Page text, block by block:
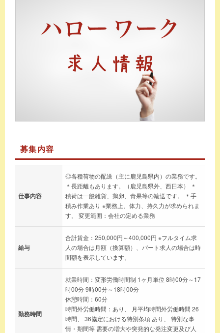
募集内容
仕事内容
◎各種荷物の配送（主に鹿児島県内）の業務です。
＊長距離もあります。（鹿児島県外、西日本） ＊
積荷は一般雑貨、鶏卵、青果等の輸送です。 ＊手
積み作業あり ※業務上、体力、持久力が求められま
す。 変更範囲：会社の定める業務
給与
合計賃金：250,000円～400,000円 ※フルタイム求
人の場合は月額（換算額）、パート求人の場合は時
間額を表示しています。
勤務時間
就業時間：変形労働時間制 1ヶ月単位 8時00分～17
時00分 9時00分～18時00分
休憩時間：60分
時間外労働時間：あり、 月平均時間外労働時間 26
時間、 36協定における特別条項 あり、 特別な事
情・期間等 需要の増大や突発的な発注変更及び人